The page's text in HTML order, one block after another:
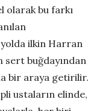
olarak bu farkı
ilkin Harran
sert buğdayından
bir araya getirilir.
ustaların elinde,